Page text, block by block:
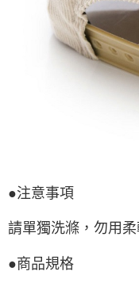
●注意事項
請單獨洗滌，勿用
●商品規格